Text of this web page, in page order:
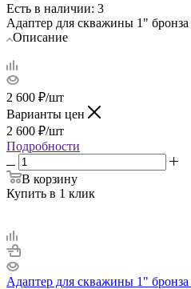
Есть в наличии: 3
Адаптер для скважины 1"
Описание
2 600 ₽/шт
Варианты цен
2 600 ₽/шт
Подробности
В корзину
Купить в 1 клик
Адаптер для скважины 1"